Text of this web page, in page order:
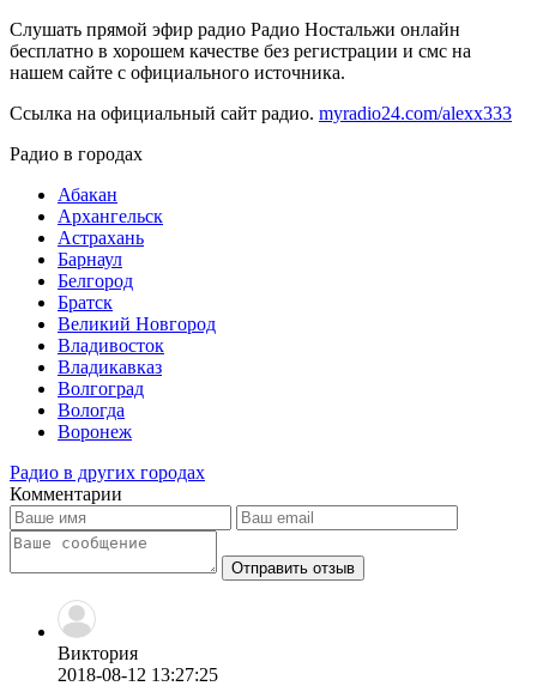
Слушать прямой эфир радио Радио Ностальжи онлайн
бесплатно в хорошем качестве без регистрации и смс на
нашем сайте с официального источника.
Ссылка на официальный сайт радио. myradio24.com/alexx333
Радио в городах
Абакан
Архангельск
Астрахань
Барнаул
Белгород
Братск
Великий Новгород
Владивосток
Владикавказ
Волгоград
Вологда
Воронеж
Радио в других городах
Комментарии
Отправить отзыв
Виктория
2018-08-12 13:27:25